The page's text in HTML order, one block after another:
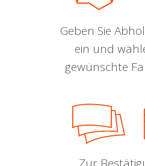
Geben Sie
ein und
gewünschte